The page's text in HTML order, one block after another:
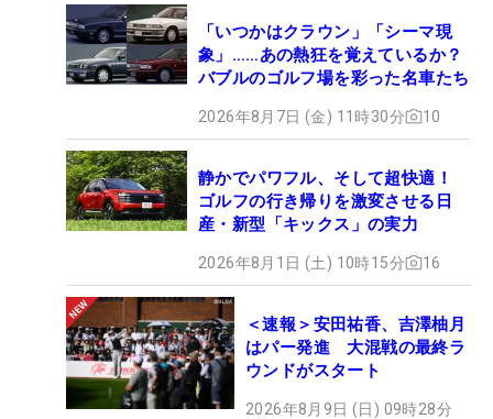
「いつかはクラウン」「シーマ現
象」……あの熱狂を覚えているか？
バブルのゴルフ場を彩った名車たち
2026年8月7日 (金) 11時30分 10
静かでパワフル、そして超快適！
ゴルフの行き帰りを激変させる日
産・新型「キックス」の実力
2026年8月1日 (土) 10時15分 16
＜速報＞安田祐香、吉澤柚月
はパー発進 大混戦の最終ラ
ウンドがスタート
2026年8月9日 (日) 09時28分